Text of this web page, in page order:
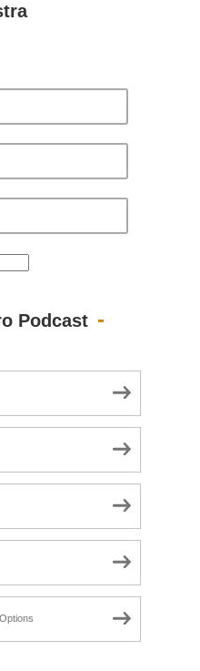
Podcast